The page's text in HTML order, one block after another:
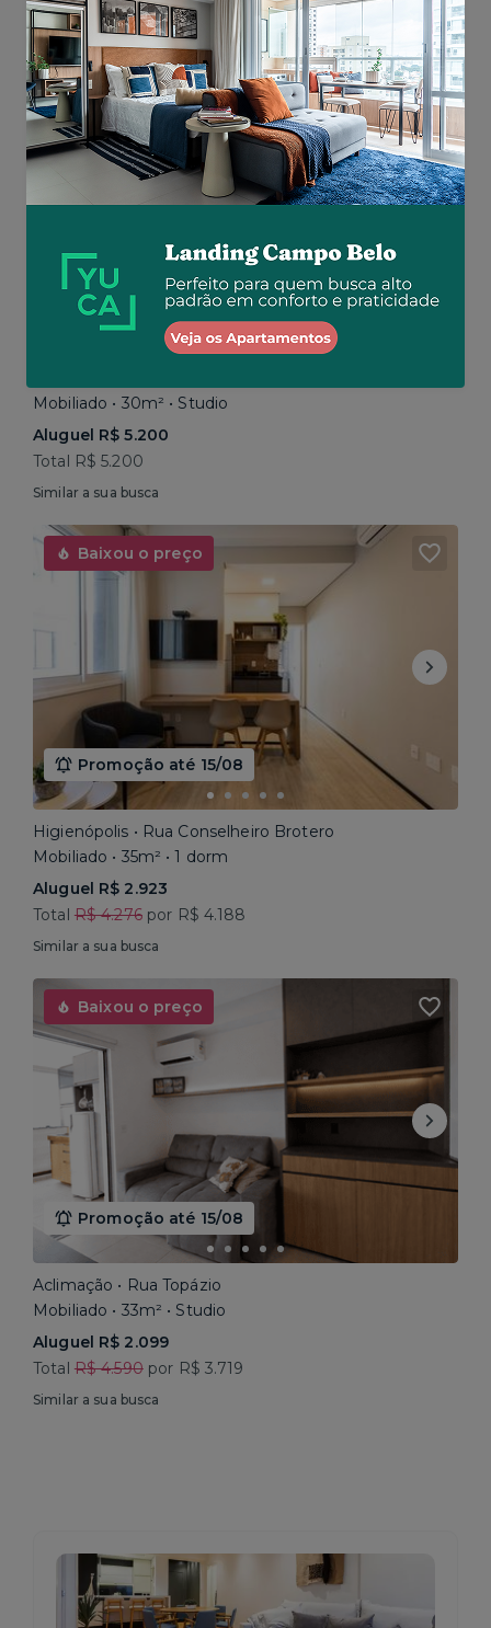
TotalR$ 5.199por R$ 4.662
Similar a sua busca
Mobiliado • 30m² • Studio
Aluguel R$ 5.200
Total R$ 5.200
Similar a sua busca
Baixou o preço
Promoção até 15/08
Higienópolis • Rua Conselheiro Brotero
Mobiliado • 35m² • 1 dorm
Aluguel R$ 2.923
Total R$ 4.276por R$ 4.188
Similar a sua busca
Baixou o preço
Promoção até 15/08
Aclimação • Rua Topázio
Mobiliado • 33m² • Studio
Aluguel R$ 2.099
Total R$ 4.590por R$ 3.719
Similar a sua busca